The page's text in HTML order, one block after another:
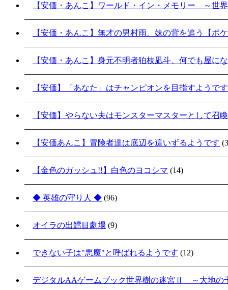
【安価・あんこ】ワールド・イン・メモリー ～世
【安価・あんこ】無才の男村雨、妹の背を追う【ポ
【安価・あんこ】身元不明者狛枝凪斗、何でも屋に
【安価】「あなた」はチャンピオンを目指すようで
【安価】やらない夫はモンスターマスターとして召
【安価あんこ】冒険者達は底辺を這いずるようです
【金色のガッシュ!!】白色のヨコシマ (14)
◆ 英雄の守り人 ◆ (96)
オイラの出鱈目劇場 (9)
できない子は"悪魔"と呼ばれるようです (12)
デジタルAAゲームブック世界樹の迷宮Ⅱ ～大地の